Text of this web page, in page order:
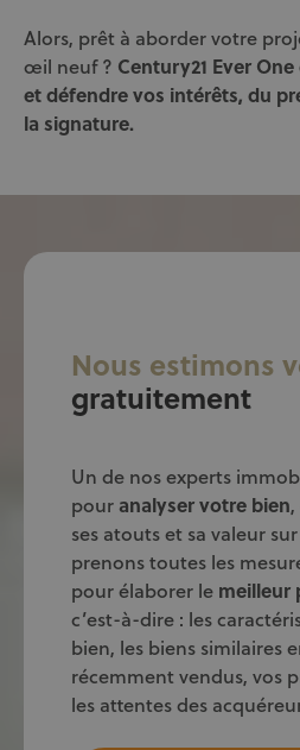
Alors, prêt à aborder votre
œil neuf ? Century21 Ever One
et défendre vos intérêts, du
la signature.
Nous estimons
gratuitement
Un de nos experts
pour analyser votre bien
ses atouts et sa valeur
prenons toutes les
pour élaborer le meilleur
c’est-à-dire : les
bien, les biens similaires
récemment vendus, vos
les attentes des